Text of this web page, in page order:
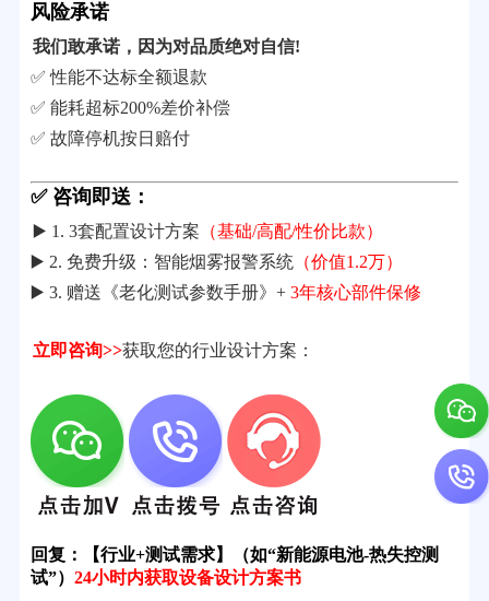
风险承诺
我们敢承诺，因为对品质绝对自信!
✅ 性能不达标全额退款
✅ 能耗超标200%差价补偿
✅ 故障停机按日赔付
✅ 咨询即送：
▶️ 1. 3套配置设计方案 （基础/高配/性价比款）
▶️ 2. 免费升级：智能烟雾报警系统（价值1.2万）
▶️ 3. 赠送《老化测试参数手册》+ 3年核心部件保修
立即咨询>>获取您的行业设计方案：
回复：
【行业+测试需求】（如“新能源电池-热失控测
试”） 24小时内获取设备设计方案书